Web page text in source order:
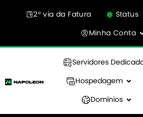
2° via da Fatura Status
Minha Conta
Servidores
Hospedagem
Domínios